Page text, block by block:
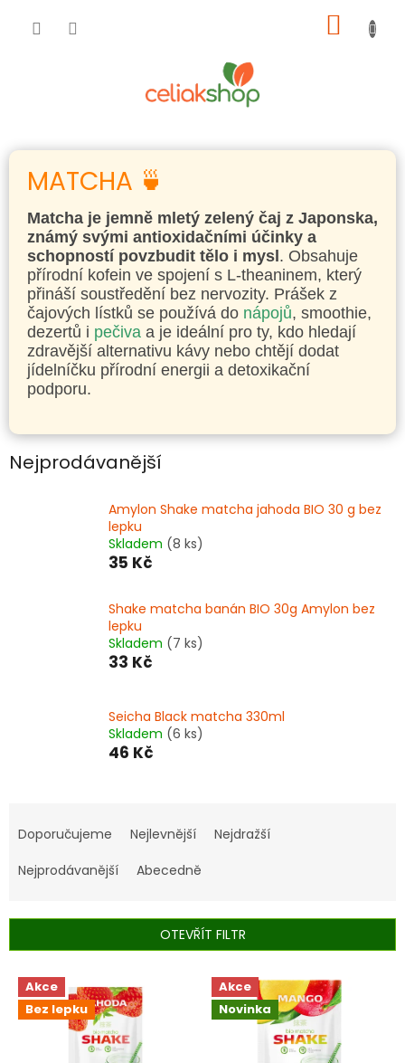
KOŠÍK
MATCHA 🍵
Matcha je jemně mletý zelený čaj z Japonska,
známý svými antioxidačními účinky a
schopností povzbudit tělo i mysl. Obsahuje
přírodní kofein ve spojení s L-theaninem, který
přináší soustředění bez nervozity. Prášek z
čajových lístků se používá do nápojů, smoothie,
dezertů i pečiva a je ideální pro ty, kdo hledají
zdravější alternativu kávy nebo chtějí dodat
jídelníčku přírodní energii a detoxikační
podporu.
Nejprodávanější
Amylon Shake matcha jahoda BIO 30 g bez
lepku
Skladem (8 ks)
35 Kč
Shake matcha banán BIO 30g Amylon bez
lepku
Skladem (7 ks)
33 Kč
Seicha Black matcha 330ml
Skladem (6 ks)
46 Kč
a
e
r
o
d
Doporučujeme Nejlevnější
Nejdražší
Nejprodávanější
Abecedně
OTEVŘÍT FILTR
V
p
Akce
Bez lepku
Akce
Novinka